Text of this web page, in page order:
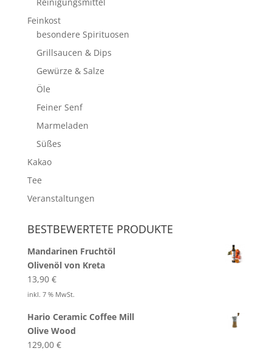
Reinigungsmittel
Feinkost
besondere Spirituosen
Grillsaucen & Dips
Gewürze & Salze
Öle
Feiner Senf
Marmeladen
Süßes
Kakao
Tee
Veranstaltungen
BESTBEWERTETE PRODUKTE
Mandarinen Fruchtöl
Olivenöl von Kreta
13,90 €
inkl. 7 % MwSt.
Hario Ceramic Coffee Mill
Olive Wood
129,00 €